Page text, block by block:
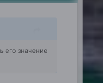
его значение